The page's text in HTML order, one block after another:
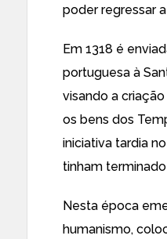
poder regressar
Em 1318 é
portuguesa à
visando a
os bens dos
iniciativa tardia
tinham
Nesta época
humanismo,